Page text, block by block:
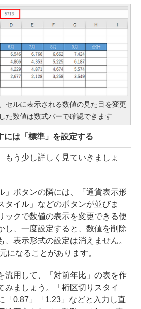
セルに表示される数値の見た目を変更
た数値は数式バーで確認できます
には「標準」を設定する
う少し詳しく見ていきましょ
ボタンの隣には、「通貨表示形
タイル」などのボタンが並びま
ックで数値の表示を変更できる便
し、一度設定すると、数値を削除
、表示形式の設定は消えません。
になることがあります。
用して、「対前年比」の表を作
みましょう。「桁区切りスタイ
「0.87」「1.23」などと入力し直